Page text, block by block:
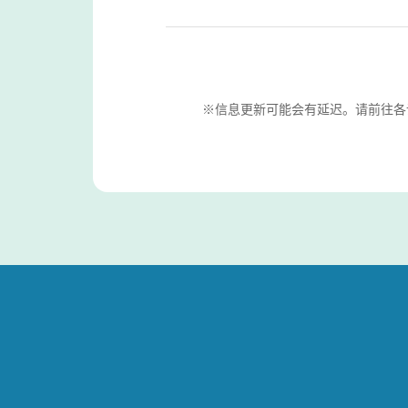
※信息更新可能会有延迟。请前往各